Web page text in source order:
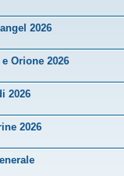
2026
Orione 2026
2026
2026